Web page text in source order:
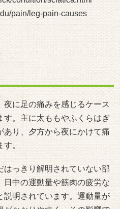
夜に足の痛みを感じるケース
。主に太ももやふくらはぎ
あり、夕方から夜にかけて痛
。
はっきり解明されていない部
日中の運動量や筋肉の疲労な
明されています。運動量が
がかかりやすく、その影響で
と考えられています。
識が向きやすくなるため、
を感じやすくなることもあ
な特徴から、夜間に足の痛